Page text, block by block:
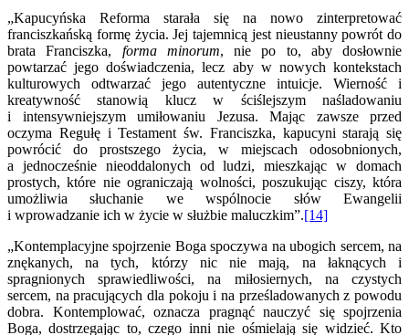
„Kapucyńska Reforma starała się na nowo zinterpretować
franciszkańską formę życia. Jej tajemnicą jest nieustanny powrót do
brata Franciszka, forma minorum, nie po to, aby dosłownie
powtarzać jego doświadczenia, lecz aby w nowych kontekstach
kulturowych odtwarzać jego autentyczne intuicje. Wierność i
kreatywność stanowią klucz w ściślejszym naśladowaniu
i intensywniejszym umiłowaniu Jezusa. Mając zawsze przed
oczyma Regułę i Testament św. Franciszka, kapucyni starają się
powrócić do prostszego życia, w miejscach odosobnionych,
a jednocześnie nieoddalonych od ludzi, mieszkając w domach
prostych, które nie ograniczają wolności, poszukując ciszy, która
umożliwia słuchanie we wspólnocie słów Ewangelii
i wprowadzanie ich w życie w służbie maluczkim”.[14]
„Kontemplacyjne spojrzenie Boga spoczywa na ubogich sercem, na
znękanych, na tych, którzy nic nie mają, na łaknących i
spragnionych sprawiedliwości, na miłosiernych, na czystych
sercem, na pracujących dla pokoju i na prześladowanych z powodu
dobra. Kontemplować, oznacza pragnąć nauczyć się spojrzenia
Boga, dostrzegając to, czego inni nie ośmielają się widzieć. Kto